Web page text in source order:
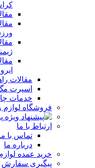
مقالات
اسپرت
خدمات
فروشگاه
ارتباط با ما
تماس با
درباره ما
خرید عمده
پیگیری سفارش